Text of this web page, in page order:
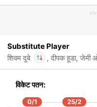
Substitute Player
शिवम दुबे
In शिवम दुबे
, दीपक हूडा, जेमी
विकेट पतन:
0/1
25/2